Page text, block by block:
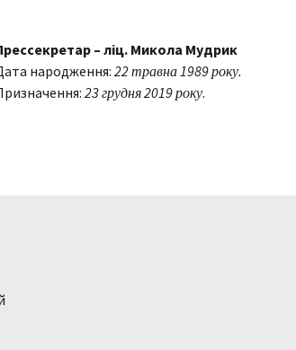
– ліц. Микола Мудрик
народження: 22 травна 1989 року.
23 грудня 2019 року.